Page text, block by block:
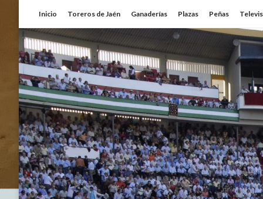
contenido
Inicio Toreros de Jaén Ganaderías Plazas Peñas